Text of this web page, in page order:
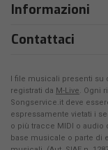
Informazioni
Contattaci
I file musicali presenti su
registrati da M-Live. Ogni
Songservice.it deve
espressamente vietati i
o più tracce MIDI o
base musicale o parte di